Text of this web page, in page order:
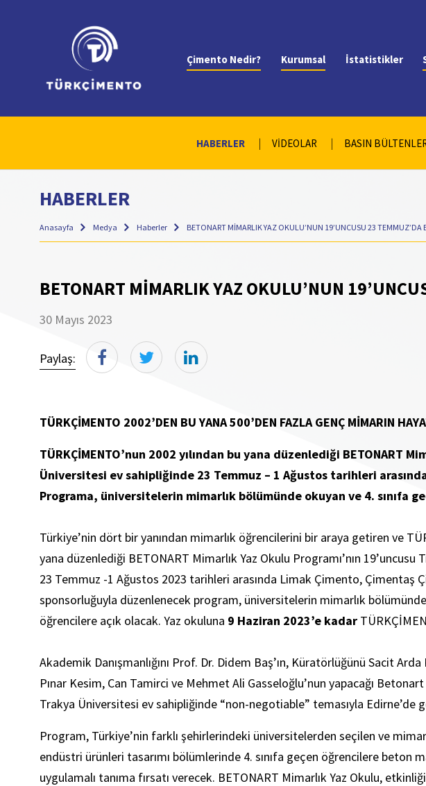
Çimento Nedir? Kurumsal İstatistikler
HABERLER VİDEOLAR BASIN
HABERLER
Anasayfa Medya Haberler BETONART MİMARLIK YAZ OKULU’NUN 19’UNCUSU 23 TEMMUZ’DA
BETONART MİMARLIK YAZ OKULU’NUN
30 Mayıs 2023
Paylaş:
TÜRKÇİMENTO 2002’DEN BU YANA 500’DEN FAZLA GENÇ MİMARIN
TÜRKÇİMENTO’nun 2002 yılından bu yana düzenlediği BETONART
Üniversitesi ev sahipliğinde 23 Temmuz – 1 Ağustos tarihleri
Programa, üniversitelerin mimarlık bölümünde okuyan ve 4. sınıfa
Türkiye’nin dört bir yanından mimarlık öğrencilerini bir araya getiren ve
yana düzenlediği BETONART Mimarlık Yaz Okulu Programı’nın 19’uncusu
23 Temmuz -1 Ağustos 2023 tarihleri arasında Limak Çimento, Çimentaş
sponsorluğuyla düzenlenecek program, üniversitelerin mimarlık bölümünde
öğrencilere açık olacak. Yaz okuluna 9 Haziran 2023’e kadar
Akademik Danışmanlığını Prof. Dr. Didem Baş’ın, Küratörlüğünü Sacit
Pınar Kesim, Can Tamirci ve Mehmet Ali Gasseloğlu’nun yapacağı Betonart
Trakya Üniversitesi ev sahipliğinde “non-negotiable” temasıyla Edirne’de
Program, Türkiye’nin farklı şehirlerindeki üniversitelerden seçilen ve
endüstri ürünleri tasarımı bölümlerinde 4. sınıfa geçen öğrencilere beton
uygulamalı tanıma fırsatı verecek. BETONART Mimarlık Yaz Okulu,